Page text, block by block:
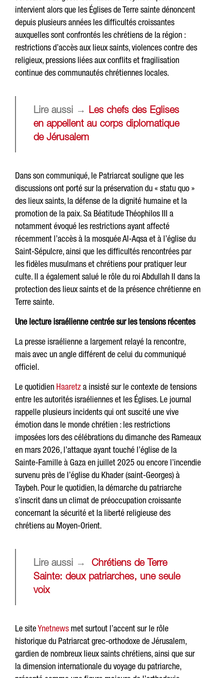
intervient alors que les Églises de Terre sainte dénoncent
depuis plusieurs années les difficultés croissantes
auxquelles sont confrontés les chrétiens de la région :
restrictions d’accès aux lieux saints, violences contre des
religieux, pressions liées aux conflits et fragilisation
continue des communautés chrétiennes locales.
Lire aussi →
Les chefs des Eglises
en appellent au corps diplomatique
de Jérusalem
Dans son communiqué, le Patriarcat souligne que les
discussions ont porté sur la préservation du « statu quo »
des lieux saints, la défense de la dignité humaine et la
promotion de la paix. Sa Béatitude Théophilos III a
notamment évoqué les restrictions ayant affecté
récemment l’accès à la mosquée Al-Aqsa et à l’église du
Saint-Sépulcre, ainsi que les difficultés rencontrées par
les fidèles musulmans et chrétiens pour pratiquer leur
culte. Il a également salué le rôle du roi Abdullah II dans la
protection des lieux saints et de la présence chrétienne en
Terre sainte.
Une lecture israélienne centrée sur les tensions récentes
La presse israélienne a largement relayé la rencontre,
mais avec un angle différent de celui du communiqué
officiel.
Le quotidien Haaretza insisté sur le contexte de tensions
entre les autorités israéliennes et les Églises. Le journal
rappelle plusieurs incidents qui ont suscité une vive
émotion dans le monde chrétien : les restrictions
imposées lors des célébrations du dimanche des Rameaux
en mars 2026, l’attaque ayant touché l’église de la
Sainte-Famille à Gaza en juillet 2025 ou encore l’incendie
survenu près de l’église du Khader (saint-Georges) à
Taybeh. Pour le quotidien, la démarche du patriarche
s’inscrit dans un climat de préoccupation croissante
concernant la sécurité et la liberté religieuse des
chrétiens au Moyen-Orient.
Lire aussi →Chrétiens de Terre
Sainte: deux patriarches, une seule
voix
Le siteYnetnews met surtout l’accent sur le rôle
historique du Patriarcat grec-orthodoxe de Jérusalem,
gardien de nombreux lieux saints chrétiens, ainsi que sur
la dimension internationale du voyage du patriarche,